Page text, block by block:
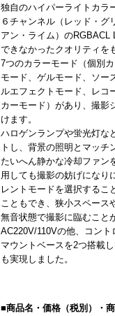
独自のハイパーライトカラ
６チャンネル（レッド・グ
アン・ライム）のRGBACL
できなかったクオリティを
7つのカラーモード（個別
モード、ゲルモード、ソー
ルエフェクトモード、レコ
カーモード）があり、撮影
けます。
ハロゲンランプや蛍光灯な
トし、背景の照明とマッチ
たいへん静かな冷却ファン
用しても撮影の妨げになり
レントモードを選択するこ
こともでき、狭小スペース
無音状態で撮影に臨むこと
AC220V/110Vの他、コン
マウントベースを2つ搭載
も実現しました。
■商品名・価格（税別）・